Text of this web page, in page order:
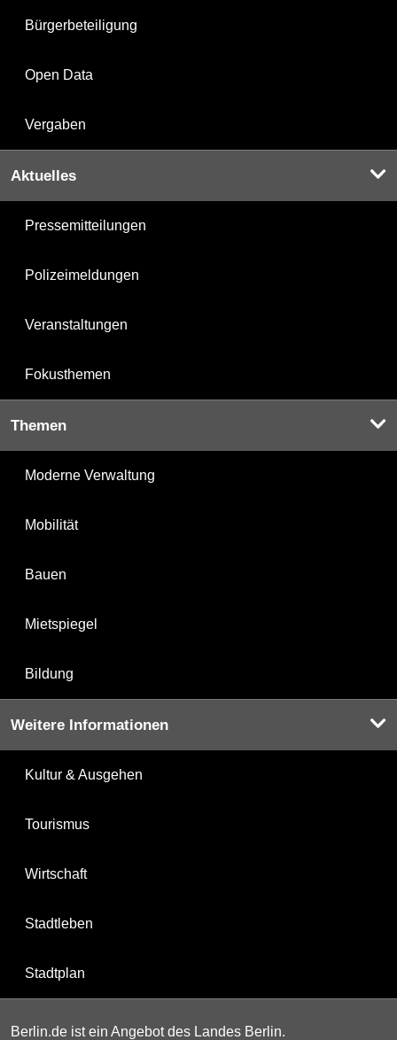
Bürgerbeteiligung
Open Data
Vergaben
Aktuelles
Pressemitteilungen
Polizeimeldungen
Veranstaltungen
Fokusthemen
Themen
Moderne Verwaltung
Mobilität
Bauen
Mietspiegel
Bildung
Weitere Informationen
Kultur & Ausgehen
Tourismus
Wirtschaft
Stadtleben
Stadtplan
Berlin.de ist ein Angebot des Landes Berlin.